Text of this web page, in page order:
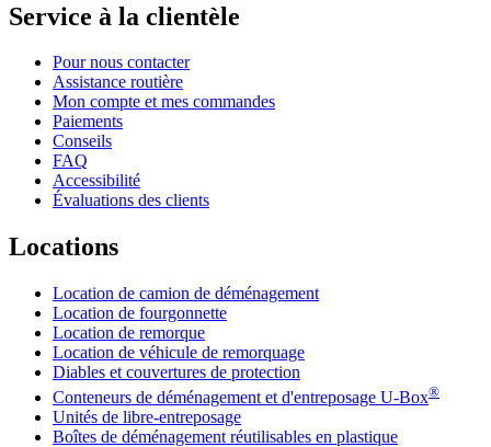
Service à la clientèle
Pour nous contacter
Assistance routière
Mon compte et mes commandes
Paiements
Conseils
FAQ
Accessibilité
Évaluations des clients
Locations
Location de camion de déménagement
Location de fourgonnette
Location de remorque
Location de véhicule de remorquage
Diables et couvertures de protection
Conteneurs de déménagement et d'entreposage U-Box®
Unités de libre-entreposage
Boîtes de déménagement réutilisables en plastique